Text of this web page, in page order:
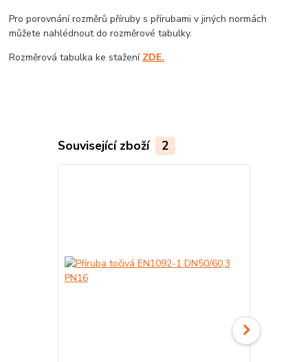
Pro porovnání rozměrů příruby s přírubami v jiných normách
můžete nahlédnout do rozměrové tabulky.
Rozměrová tabulka ke stažení ZDE.
Související zboží 2